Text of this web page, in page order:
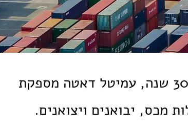
בחזית פיתוח מערכות הסחר הבינלאומיות למעלה מ-30 שנה, עמיטל דאטה מספקת
מכס, יבואנים ויצואנים.